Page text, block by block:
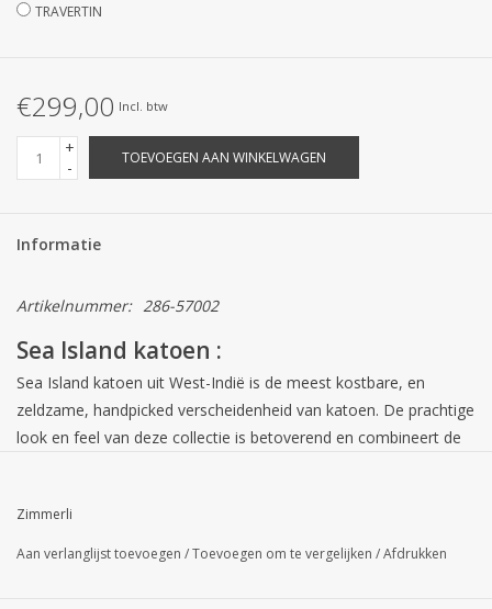
TRAVERTIN
€299,00 Incl. btw
+
-
TOEVOEGEN AAN WINKELWAGEN
Informatie
Artikelnummer: 286-57002
Sea Island katoen :
Sea Island katoen uit West-Indië is de meest kostbare, en
zeldzame, handpicked verscheidenheid van katoen. De prachtige
look en feel van deze collectie is betoverend en combineert de
is gecertificeerd met een genummerd hologram.
WIST JE DAT? 5 SEA ISLAND FEITEN.
Zimmerli
Aan verlanglijst toevoegen /Toevoegen om te vergelijken /Afdrukken